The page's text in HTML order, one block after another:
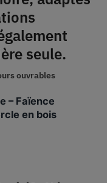
seule.
ouvrables
– Faïence
en bois